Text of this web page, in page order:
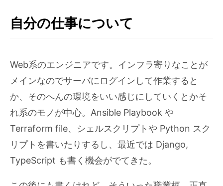
自分の仕事について
Web系のエンジニアです。インフラ寄りなことが
メインなのでサーバにログインして作業すると
か、そのへんの環境をいい感じにしていくとかそ
れ系のモノが中心。Ansible Playbook や
Terraform file、シェルスクリプトや Python スク
リプトを書いたりするし、最近では Django,
TypeScript も書く機会がでてきた。